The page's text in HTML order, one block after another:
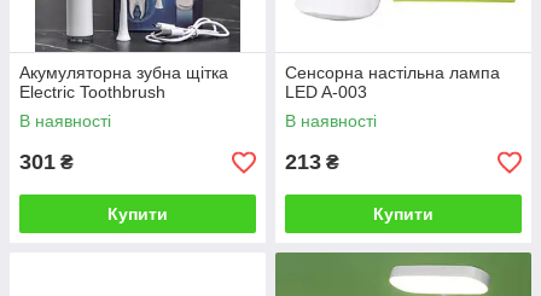
Акумуляторна зубна щітка
Electric Toothbrush
В наявності
301 ₴
Купити
Сенсорна настільна лампа
LED A-003
В наявності
213 ₴
Купити